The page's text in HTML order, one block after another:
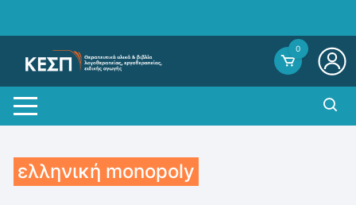
0
ελληνική monopoly